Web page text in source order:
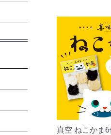
真空 ねこかま6